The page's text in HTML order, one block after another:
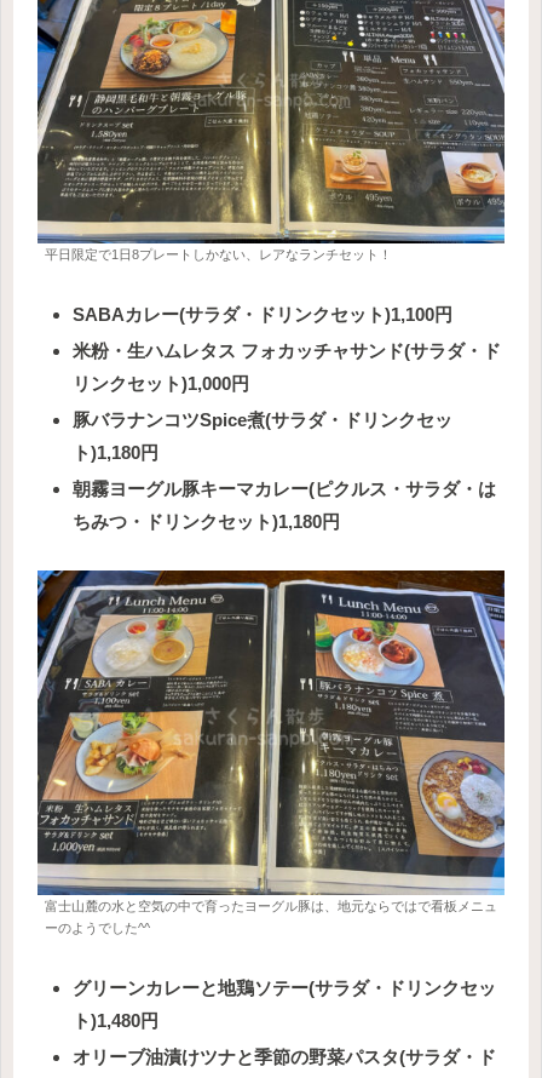
平日限定で1日8プレートしかない、レアなランチセット！
SABAカレー(サラダ・ドリンクセット)1,100円
米粉・生ハムレタス フォカッチャサンド(サラダ・ド
リンクセット)1,000円
豚バラナンコツSpice煮(サラダ・ドリンクセッ
ト)1,180円
朝霧ヨーグル豚キーマカレー(ピクルス・サラダ・は
ちみつ・ドリンクセット)1,180円
富士山麓の水と空気の中で育ったヨーグル豚は、地元ならではで看板メニュ
ーのようでした^^
グリーンカレーと地鶏ソテー(サラダ・ドリンクセッ
ト)1,480円
オリーブ油漬けツナと季節の野菜パスタ(サラダ・ド